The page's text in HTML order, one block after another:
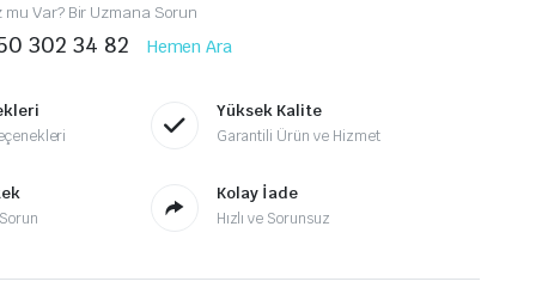
mu Var? Bir Uzmana Sorun
302 34 82 Hemen Ara
Yüksek Kalite
Garantili Ürün ve Hizmet
Kolay İade
Hızlı ve Sorunsuz